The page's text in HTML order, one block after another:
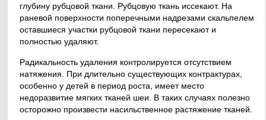
глубину рубцовой ткани. Рубцовую ткань иссекают. На
раневой поверхности поперечными надрезами скальпелем
оставшиеся участки рубцовой ткани пересекают и
полностью удаляют.
Радикальность удаления контролируется отсутствием
натяжения. При длительно существующих контрактурах,
особенно у детей в период роста, имеет место
недоразвитие мягких тканей шеи. В таких случаях полезно
осторожно произвести насильственное растяжение тканей.